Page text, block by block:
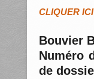
CLIQUER
Bouvier
Numéro
de